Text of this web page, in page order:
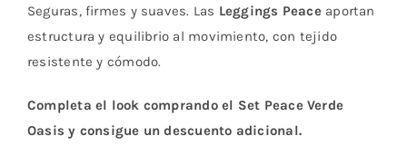
Oasis
cantidad
Seguras, firmes y suaves. Las Leggings Peaceaportan
estructura y equilibrio al movimiento, con tejido
resistente y cómodo.
Completa el look comprando el Set Peace Verde
Oasis y consigue un descuento adicional.